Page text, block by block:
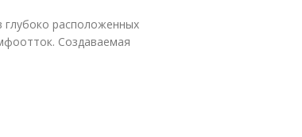
глубоко расположенных
Создаваемая